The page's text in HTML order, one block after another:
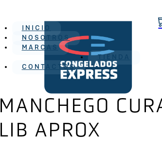
INICIO
NOSOTROS
MARCAS
TIENDA
CONTACTOS
MANCHEGO
LIB APROX